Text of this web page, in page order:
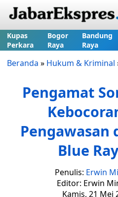
Kupas
Perkara
Bogor
Raya
Bandung
Raya
Beranda » Hukum & Kriminal
Pengamat
Pengawasan
Blue
Penulis: Erwin
Editor: Erwin
Kamis, 21 Mei